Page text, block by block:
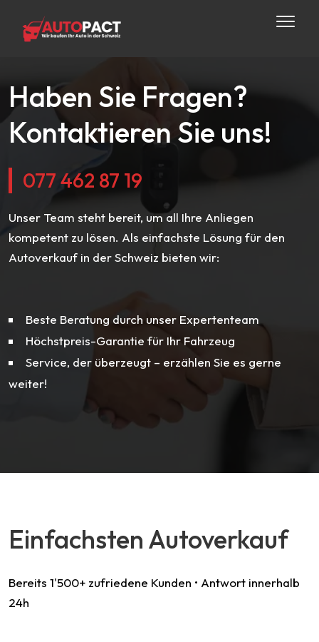
Haben Sie Fragen?
Kontaktieren Sie uns!
077 462 87 19
Unser Team steht bereit, um all Ihre Anliegen
kompetent zu lösen. Als einfachste Lösung für den
Autoverkauf in der Schweiz bieten wir:
Beste Beratung durch unser Expertenteam
Höchstpreis-Garantie für Ihr Fahrzeug
Service, der überzeugt – erzählen Sie es gerne
weiter!
Einfachsten Autoverkauf
Bereits 1'500+ zufriedene Kunden • Antwort innerhalb
24h